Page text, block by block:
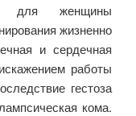
для женщины
жизненно
и сердечная
работы
гестоза
кома.